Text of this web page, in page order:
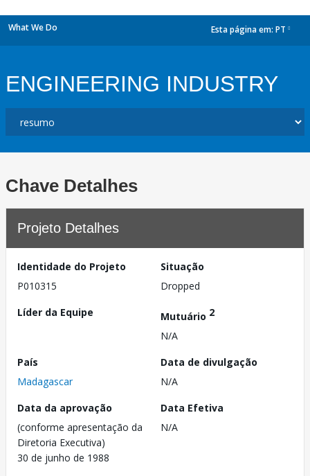
What We Do Esta página em: PT
ENGINEERING INDUSTRY
Chave Detalhes
Projeto Detalhes
Identidade do Projeto
P010315
Situação
Dropped
Líder da Equipe
Mutuário 2
N/A
País
Madagascar
Data de divulgação
N/A
Data da aprovação
(conforme apresentação da
Diretoria Executiva)
30 de junho de 1988
Data Efetiva
N/A